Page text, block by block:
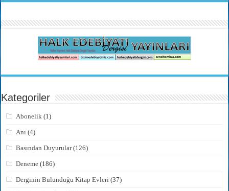
Kategoriler
Abonelik (1)
Anı (4)
Basından Duyurular(126)
Deneme (186)
Derginin Bulunduğu Kitap Evleri (37)